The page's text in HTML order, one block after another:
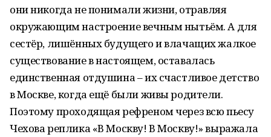
они никогда не понимали жизни, отравляя
окружающим настроение вечным нытьём. А для
сестёр, лишённых будущего и влачащих жалкое
существование в настоящем, оставалась
единственная отдушина – их счастливое детство
в Москве, когда ещё были живы родители.
Поэтому проходящая рефреном через всю пьесу
Чехова реплика «В Москву! В Москву!» выражала